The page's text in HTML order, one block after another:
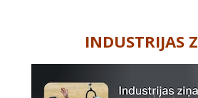
INDUSTRIJAS